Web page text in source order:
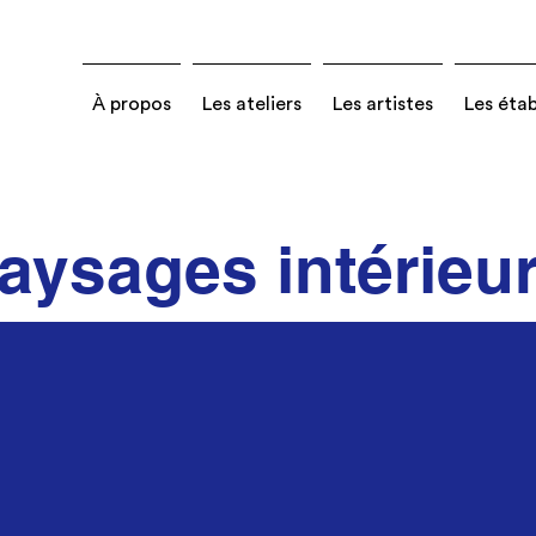
À propos Les ateliers Les artistes Les